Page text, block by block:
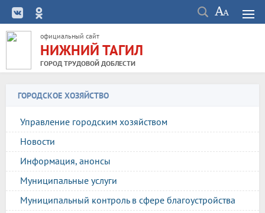
официальный сайт
НИЖНИЙ ТАГИЛ
ГОРОД ТРУДОВОЙ ДОБЛЕСТИ
ГОРОДСКОЕ ХОЗЯЙСТВО
Управление городским хозяйством
Новости
Информация, анонсы
Муниципальные услуги
Муниципальный контроль в сфере благоустройства